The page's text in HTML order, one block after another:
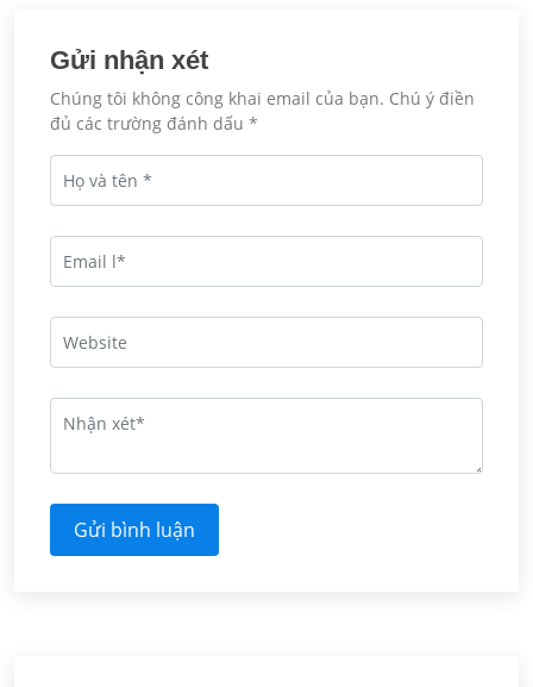
Gửi nhận xét
Chúng tôi không công khai email của bạn. Chú ý điền
đủ các trường đánh dấu *
Gửi bình luận